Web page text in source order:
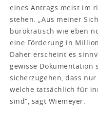
eines Antrags meist im
stehen. „Aus meiner
bürokratisch wie eben
eine Förderung in
Daher erscheint es
gewisse Dokumentation
sicherzugehen, dass
welche tatsächlich für
sind“, sagt Wiemeyer.